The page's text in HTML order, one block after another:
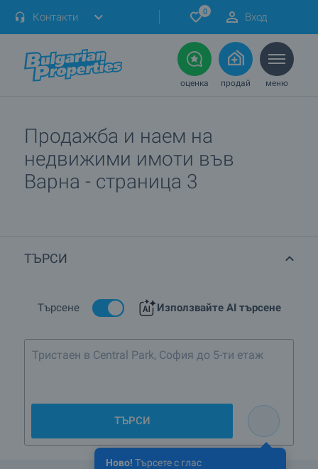
Контакти 0 Вход
оценка продай меню
Продажба и наем на
недвижими имоти във
Варна - страница 3
ТЪРСИ
Търсене Използвайте AI търсене
Ново! Търсете с глас
Тристаен в Central Park, Со
ТЪРСИ